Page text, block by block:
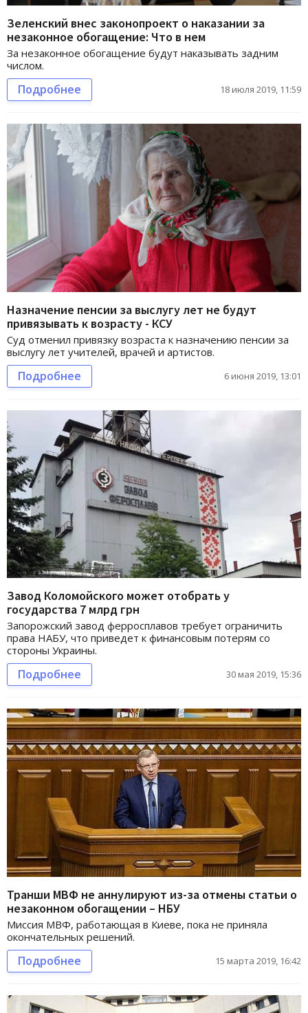
Зеленский внес законопроект о наказании за
незаконное обогащение: Что в нем
За незаконное обогащение будут наказывать задним
числом.
Подробнее 18 июля 2019, 11:59
Назначение пенсии за выслугу лет не будут
привязывать к возрасту - КСУ
Суд отменил привязку возраста к назначению пенсии за
выслугу лет учителей, врачей и артистов.
Подробнее 6 июня 2019, 13:01
Завод Коломойского может отобрать у
государства 7 млрд грн
Запорожский завод ферросплавов требует ограничить
права НАБУ, что приведет к финансовым потерям со
стороны Украины.
Подробнее 30 мая 2019, 15:36
Транши МВФ не аннулируют из-за отмены статьи о
незаконном обогащении – НБУ
Миссия МВФ, работающая в Киеве, пока не приняла
окончательных решений.
Подробнее 15 марта 2019, 16:42